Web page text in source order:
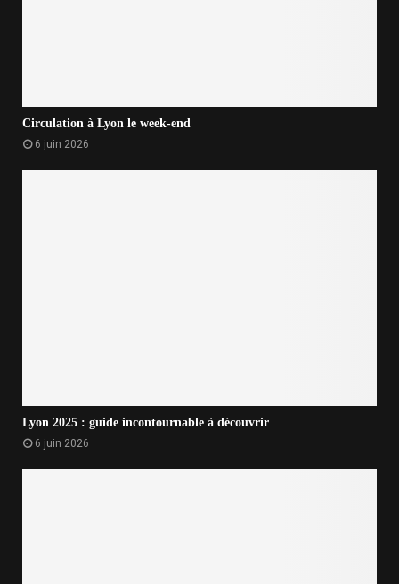
Circulation à Lyon le week-end
6 juin 2026
Lyon 2025 : guide incontournable à découvrir
6 juin 2026